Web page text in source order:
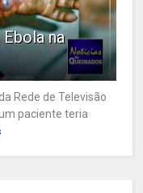
na
Rede de Televisão
paciente teria